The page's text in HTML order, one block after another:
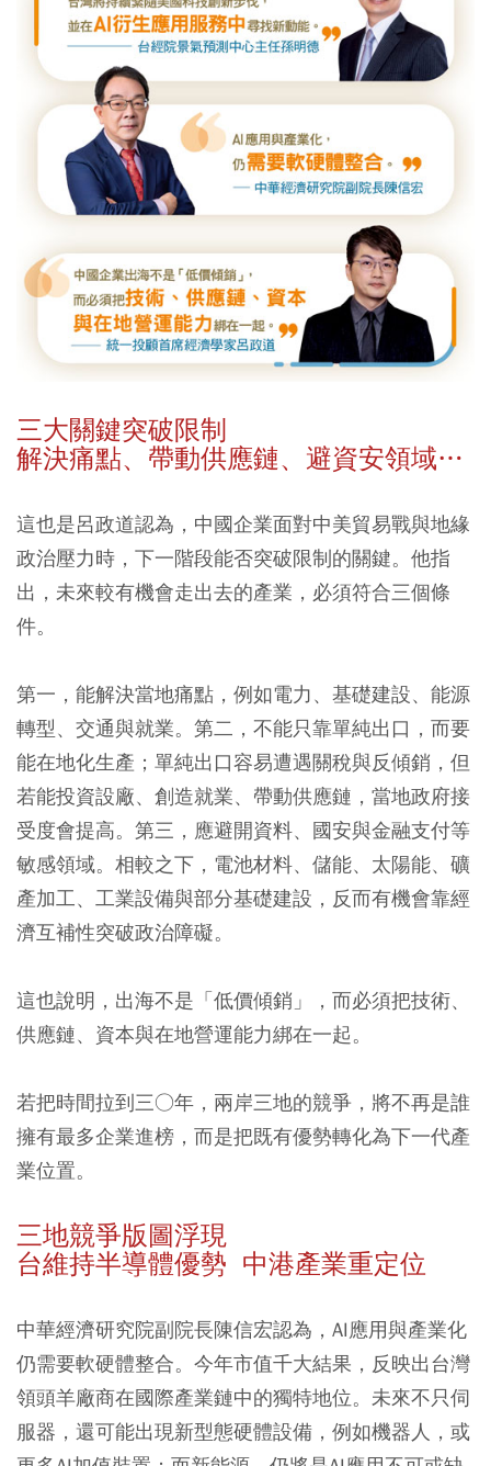
三大關鍵突破限制
解決痛點、帶動供應鏈、避資安領域…
這也是呂政道認為，中國企業面對中美貿易戰與地緣
政治壓力時，下一階段能否突破限制的關鍵。他指
出，未來較有機會走出去的產業，必須符合三個條
件。
第一，能解決當地痛點，例如電力、基礎建設、能源
轉型、交通與就業。第二，不能只靠單純出口，而要
能在地化生產；單純出口容易遭遇關稅與反傾銷，但
若能投資設廠、創造就業、帶動供應鏈，當地政府接
受度會提高。第三，應避開資料、國安與金融支付等
敏感領域。相較之下，電池材料、儲能、太陽能、礦
產加工、工業設備與部分基礎建設，反而有機會靠經
濟互補性突破政治障礙。
這也說明，出海不是「低價傾銷」，而必須把技術、
供應鏈、資本與在地營運能力綁在一起。
若把時間拉到三○年，兩岸三地的競爭，將不再是誰
擁有最多企業進榜，而是把既有優勢轉化為下一代產
業位置。
三地競爭版圖浮現
台維持半導體優勢 中港產業重定位
中華經濟研究院副院長陳信宏認為，AI應用與產業化
仍需要軟硬體整合。今年市值千大結果，反映出台灣
領頭羊廠商在國際產業鏈中的獨特地位。未來不只伺
服器，還可能出現新型態硬體設備，例如機器人，或